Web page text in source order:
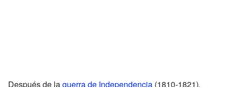
Después de laguerra de Independencia (1810-1821),